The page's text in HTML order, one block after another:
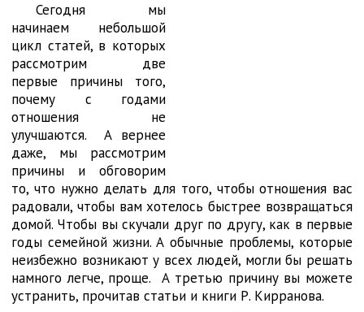
Сегодня мы
начинаем небольшой
цикл статей, в которых
рассмотрим две
первые причины того,
почему с годами
отношения не
улучшаются. А вернее
даже, мы рассмотрим
причины и обговорим
то, что нужно делать для того, чтобы отношения вас
радовали, чтобы вам хотелось быстрее возвращаться
домой. Чтобы вы скучали друг по другу, как в первые
годы семейной жизни. А обычные проблемы, которые
неизбежно возникают у всех людей, могли бы решать
намного легче, проще. А третью причину вы можете
устранить, прочитав статьи и книги Р. Кирранова.